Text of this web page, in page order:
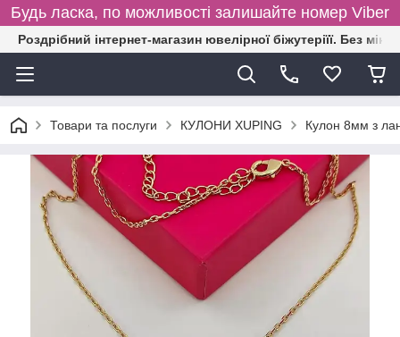
Будь ласка, по можливості залишайте номер Viber
Роздрібний інтернет-магазин ювелірної біжутеріїї. Без
Товари та послуги КУЛОНИ XUPING Кулон 8мм з